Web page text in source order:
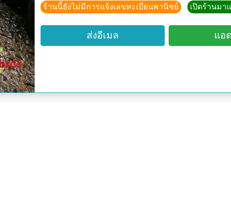
สามกลีบล่าง กลีบตรงกลางสองอันอยู่ตรงข้าม
ข้าง กลีบล่าง 1 กลีบมีสีขาวแต้มตรงกลาง
ผล : ผลแห้งแตก รูปไข่ยาว
ช่วยต้านอนุมูลอิสระได้ (ทั้งต้น)
ร้านนี้ยังไม่มีการแจ้งเลขทะเบียนพานิชย์ เปิดร้านมา
ส่งอีเมล แอ